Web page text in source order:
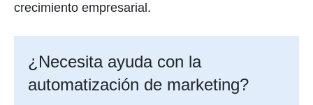
crecimiento empresarial.
¿Necesita ayuda con la
automatización de marketing?